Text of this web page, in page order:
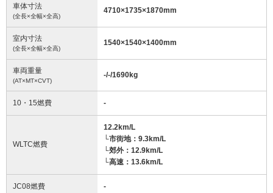
車体寸法
(全長×全幅×全高)
4710×1735×1870mm
室内寸法
(全長×全幅×全高)
1540×1540×1400mm
車両重量
(AT×MT×CVT)
-/-/1690kg
10・15燃費 -
WLTC燃費
12.2km/L
└市街地：9.3km/L
└郊外：12.9km/L
└高速：13.6km/L
JC08燃費 -